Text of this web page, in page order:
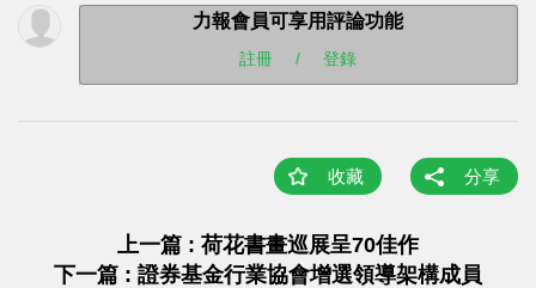
力報會員可享用評論功能
註冊 / 登錄
收藏 分享
上一篇 : 荷花書畫巡展呈70佳作
下一篇 : 證券基金行業協會增選領導架構成員